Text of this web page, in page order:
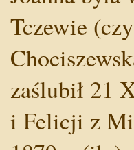
Tczewie
zaślubił 21
i Felicji z